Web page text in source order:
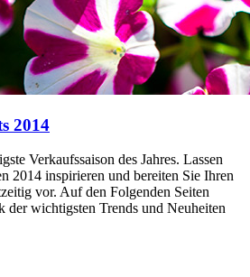
2014
Verkaufssaison des Jahres. Lassen
2014 inspirieren und bereiten Sie Ihren
vor. Auf den Folgenden Seiten
der wichtigsten Trends und Neuheiten